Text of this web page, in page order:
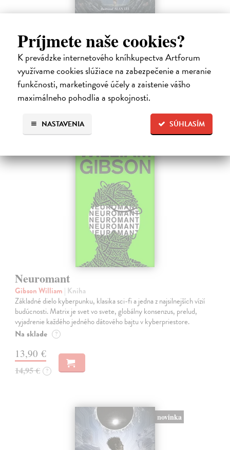
Príjmete naše cookies?
K prevádzke internetového kníhkupectva Artforum
využívame cookies slúžiace na zabezpečenie a meranie
funkčnosti, marketingové účely a zaistenie vášho
maximálneho pohodlia a spokojnosti.
SÚHLASÍM
NASTAVENIA
Tolkien J.R.R.| Kniha
Legenda o páde Gondolinu hovorí o boji dvoch najväčších mocností
sveta. Zlo predstavuje Morgoth, najhorší zo všetkých, vodca
obrovských armád, ktoré riadi zo svojej železnej pevnosti.
Na sklade ?
18,55 €
?
Neuromant
Gibson William | Kniha
Základné dielo kyberpunku, klasika sci-fi a jedna z najsilnejších vízií
budúcnosti. Matrix je svet vo svete, globálny konsenzus, prelud,
vyjadrenie každého jedného dátového bajtu v kyberpriestore.
Na sklade ?
13,90 €
14,95 € ?
novinka